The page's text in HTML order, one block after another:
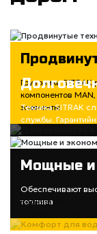
Грузовики SITRAK
компонентов
элементы
Техника SITRAK
службы.
Мощные и
Обеспечивают
топлива
Комфорт
Кабины созданы